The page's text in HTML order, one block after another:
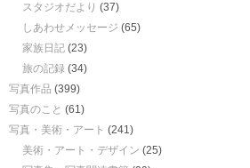
スタジオだより (37)
しあわせメッセージ (65)
家族日記 (23)
旅の記録 (34)
写真作品 (399)
写真のこと (61)
写真・美術・アート (241)
美術・アート・デザイン (25)